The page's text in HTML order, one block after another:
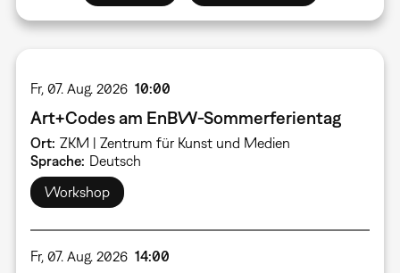
Fr, 07. Aug. 2026 10:00
Art+Codes am EnBW-Sommerferientag
Ort ZKM | Zentrum für Kunst und Medien
Sprache Deutsch
Workshop
Fr, 07. Aug. 2026 14:00